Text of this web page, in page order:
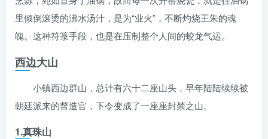
里倾倒滚烫的沸水汤汁，是为“业火”，不断灼烧王朱的魂
魄。这种符箓手段，也是在压制整个人间的蛟龙气运。
西边大山
小镇西边群山，总计有六十二座山头，早年陆陆续续被
朝廷派来的督造官，下令变成了一座座封禁之山。
1.真珠山